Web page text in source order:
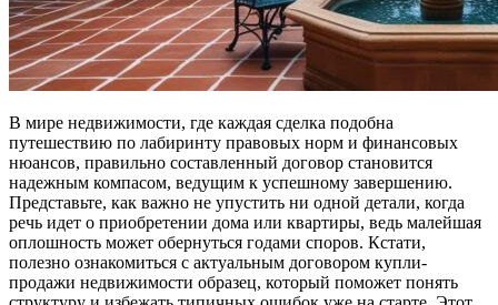
В мире недвижимости, где каждая сделка подобна
путешествию по лабиринту правовых норм и финансовых
нюансов, правильно составленный договор становится
надежным компасом, ведущим к успешному завершению.
Представьте, как важно не упустить ни одной детали, когда
речь идет о приобретении дома или квартиры, ведь малейшая
оплошность может обернуться годами споров. Кстати,
полезно ознакомиться с актуальным договором купли-
продажи недвижимости образец, который поможет понять